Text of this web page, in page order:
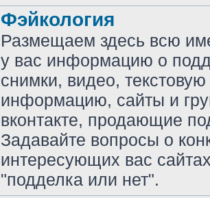
Фэйкология
Размещаем здесь всю
у вас информацию о
снимки, видео, текстовую
информацию, сайты и
вконтакте, продающие
Задавайте вопросы о
интересующих вас
"подделка или нет".